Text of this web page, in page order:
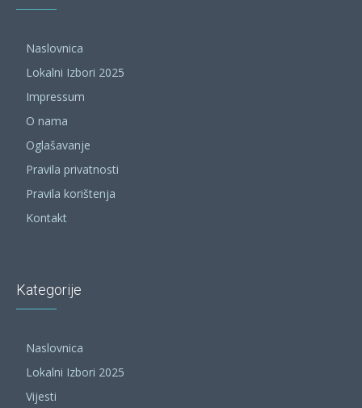
Naslovnica
Lokalni Izbori 2025
Impressum
O nama
Oglašavanje
Pravila privatnosti
Pravila korištenja
Kontakt
Kategorije
Naslovnica
Lokalni Izbori 2025
Vijesti